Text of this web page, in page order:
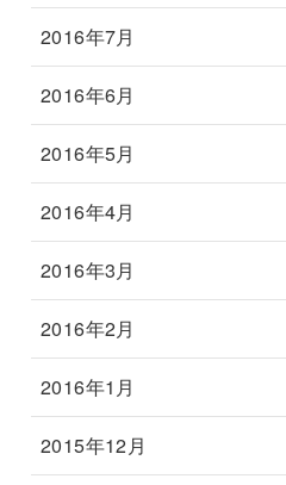
2016年7月
2016年6月
2016年5月
2016年4月
2016年3月
2016年2月
2016年1月
2015年12月